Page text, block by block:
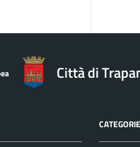
Città di